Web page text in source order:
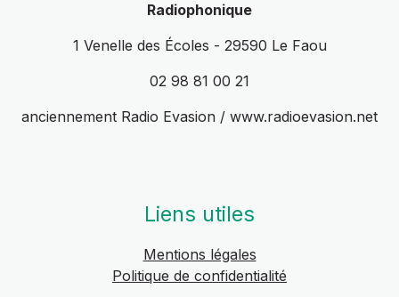
Radiophonique
1 Venelle des Écoles - 29590 Le Faou
02 98 81 00 21
anciennement Radio Evasion / www.radioevasion.net
Liens utiles
Mentions légales
Politique de confidentialité